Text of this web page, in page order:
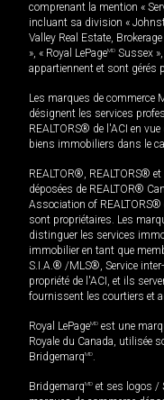
comprenant la mention «
incluant sa division «
Valley Real Estate, Brokerage
», « Royal LePageMD Sussex
appartiennent et sont gérés
Les marques de
désignent les services
REALTORS® de l'ACI en
biens immobiliers dans le
REALTOR®, REALTORS®
déposées de REALTOR®
Association of
sont propriétaires. Les
distinguer les services
immobilier en tant que
S.I.A.® /MLS®, Service
propriété de l'ACI, et ils
fournissent les courtiers et
Royal LePageMD est une
Royale du Canada, utilisée
BridgemarqMD.
BridgemarqMD et ses logos /